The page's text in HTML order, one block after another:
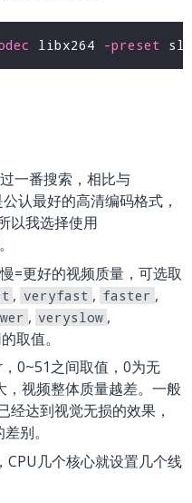
libx264 -preset
一番搜索，相比与
认最好的高清编码格式，
以我选择使用
=更好的视频质量，可选取
, veryfast , faster ,
, veryslow ,
取值。
0~51之间取值，0为无
视频整体质量越差。一般
经达到视觉无损的效果，
别。
CPU几个核心就设置几个线